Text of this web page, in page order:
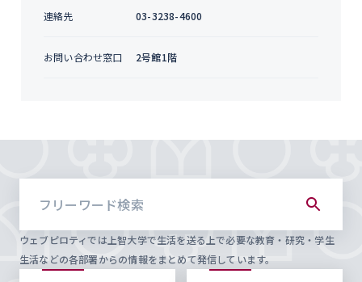
連絡先 03-3238-4600
お問い合わせ窓口 2号館1階
ウェブピロティでは上智大学で生活を送る上で必要な教育・研究・学生
生活などの各部署からの情報をまとめて発信しています。